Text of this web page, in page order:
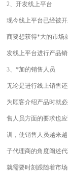
2、开发线上平台
现今线上平台已经被
商要想获得*大的市场
发线上平台进行产品
3、*加的销售人员
无论是进行线上销售
为顾客介绍产品时就
售人员方面的要求也
训，使销售人员越来
子代理商的角度阐述
就需要时刻跟随着市